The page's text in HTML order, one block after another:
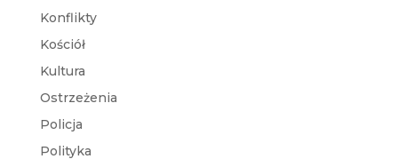
Konflikty
Kościół
Kultura
Ostrzeżenia
Policja
Polityka